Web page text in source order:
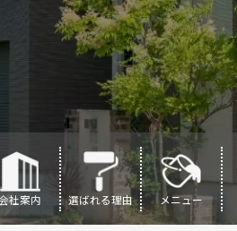
社案内 選ばれる理由 メニュー